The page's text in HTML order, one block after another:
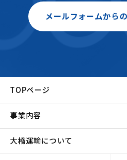
メールフォームから
TOPページ
事業内容
大橋運輸について